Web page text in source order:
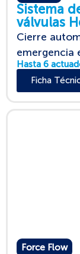
Sistema
válvulas
Cierre
emergencia
Hasta 6
Ficha
Force Flow